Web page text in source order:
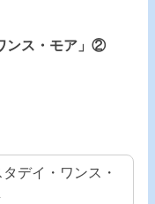
ンス・モア」②
デイ・ワンス・